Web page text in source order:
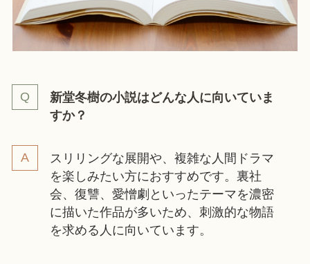
新堂冬樹の小説はどんな人に向いていま
すか？
スリリングな展開や、複雑な人間ドラマ
を楽しみたい方におすすめです。裏社
会、復讐、愛憎劇といったテーマを濃密
に描いた作品が多いため、刺激的な物語
を求める人に向いています。